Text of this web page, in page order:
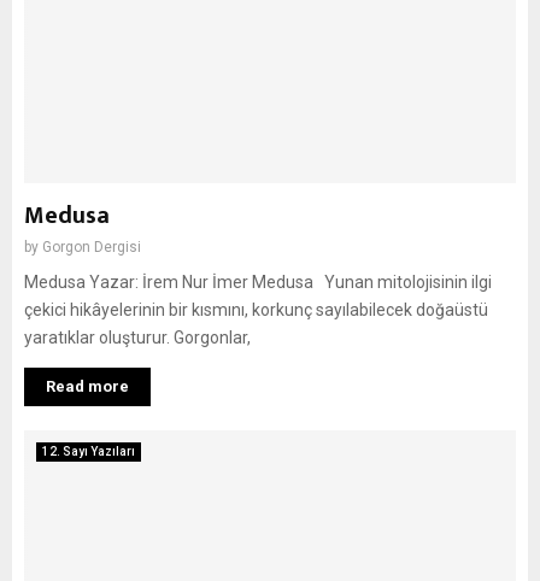
Medusa
by Gorgon Dergisi
Medusa Yazar: İrem Nur İmer Medusa Yunan mitolojisinin ilgi
çekici hikâyelerinin bir kısmını, korkunç sayılabilecek doğaüstü
yaratıklar oluşturur. Gorgonlar,
Read more
12. Sayı Yazıları